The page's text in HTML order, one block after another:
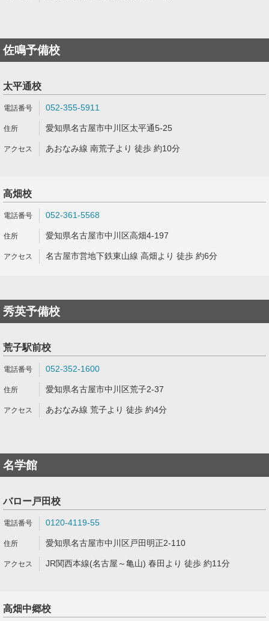
佐鳴予備校
太平通校
052-355-5911
愛知県名古屋市中川区太平通5-25
あおなみ線 南荒子より 徒歩 約10分
高畑校
052-361-5568
愛知県名古屋市中川区高畑4-197
名古屋市営地下鉄東山線 高畑より 徒歩 約6分
秀英予備校
荒子駅前校
052-352-1600
愛知県名古屋市中川区荒子2-37
あおなみ線 荒子より 徒歩 約4分
名学館
バロー戸田校
0120-4119-55
愛知県名古屋市中川区戸田明正2-110
JR関西本線(名古屋～亀山) 春田より 徒歩 約11分
高畑中郷校